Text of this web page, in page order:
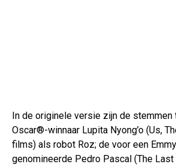
In de originele versie zijn de stemmen
Oscar®-winnaar Lupita Nyong’o (Us,
films) als robot Roz; de voor een
genomineerde Pedro Pascal (The Last